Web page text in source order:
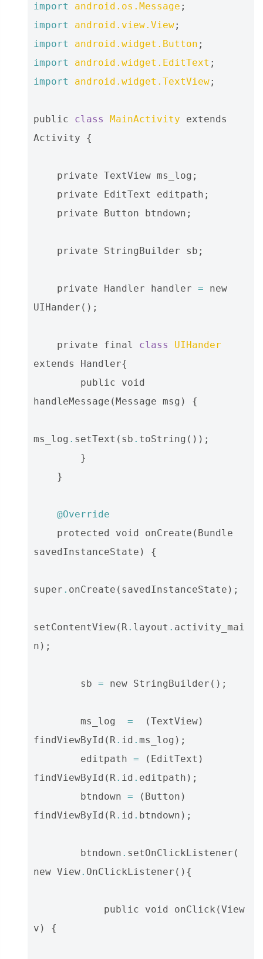
import
android.os.Message ;
import
android.view.View;
import
android.widget.Button ;
import
android.widget.EditText ;
import
android.widget.TextView;
public class MainActivity
extends
Activity
{
private TextView ms_log ;
private
EditText editpath ;
private
Button btndown ;
private StringBuilder sb ;
private Handler handler =
new
UIHander ();
private final class
UIHander
extends
Handler{
public
void
handleMessage (Message msg ) {
ms_log . setText ( sb . toString ());
}
}
@Override
protected
void onCreate ( Bundle
savedInstanceState ) {
super . onCreate ( savedInstanceState );
setContentView( R. layout . activity_mai
n );
sb = new StringBuilder ();
ms_log = (TextView)
findViewById ( R. id . ms_log );
editpath = ( EditText )
findViewById ( R. id . editpath );
btndown = ( Button )
findViewById ( R. id . btndown );
btndown . setOnClickListener (
new View. OnClickListener (){
public void onClick (View
v ) {